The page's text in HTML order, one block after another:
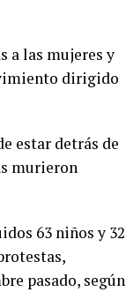
a las mujeres y
dirigido
estar detrás de
murieron
63 niños y 32
pasado, según